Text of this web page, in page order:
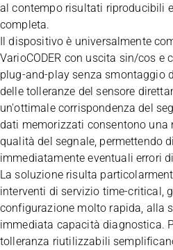
al contempo risultati riproducibili
completa.
Il dispositivo è universalmente
VarioCODER con uscita sin/cos e
plug-and-play senza smontaggio
delle tolleranze del sensore
un'ottimale corrispondenza del
dati memorizzati consentono una
qualità del segnale, permettendo
immediatamente eventuali errori
La soluzione risulta
interventi di servizio time-critical,
configurazione molto rapida, alla
immediata capacità diagnostica.
tolleranza riutilizzabili